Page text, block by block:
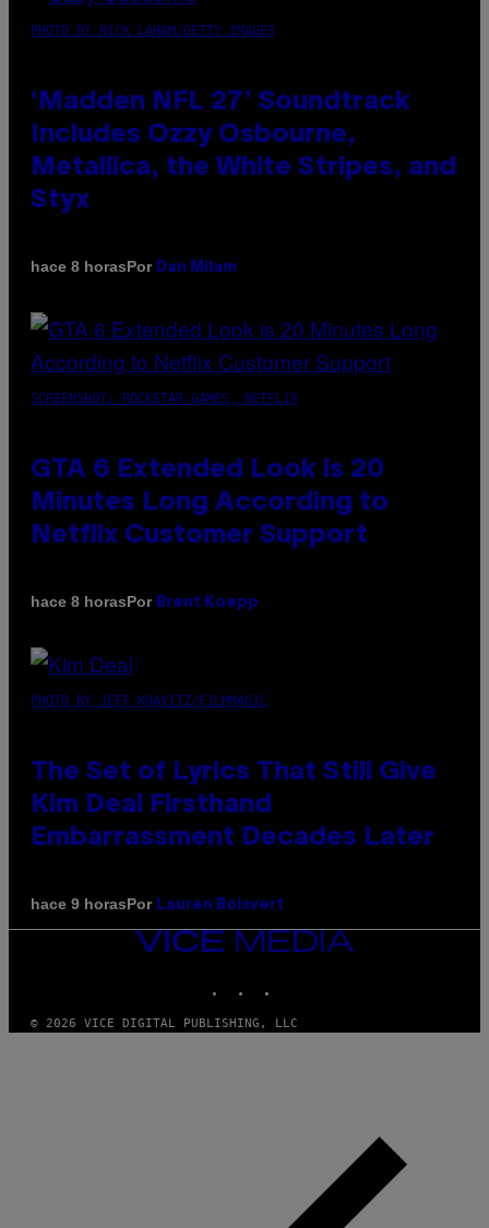
PHOTO BY NICK LAHAM/GETTY IMAGES
‘Madden NFL 27’ Soundtrack
Includes Ozzy Osbourne,
Metallica, the White Stripes, and
Styx
hace 8 horasPor Dan Milam
SCREENSHOT: ROCKSTAR GAMES, NETFLIX
GTA 6 Extended Look is 20
Minutes Long According to
Netflix Customer Support
hace 8 horasPor Brent Koepp
PHOTO BY JEFF KRAVITZ/FILMMAGIC
The Set of Lyrics That Still Give
Kim Deal Firsthand
Embarrassment Decades Later
hace 9 horasPor Lauren Boisvert
VICE
MEDIA
© 2026 VICE DIGITAL PUBLISHING, LLC